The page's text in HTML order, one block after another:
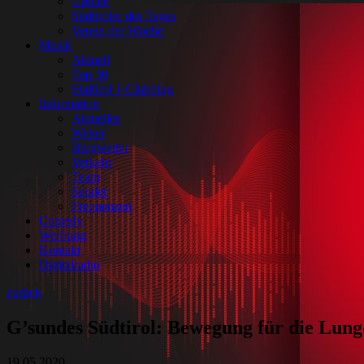
Südtiroler des Tages
Verein der Woche
Musik
Aktuell
Top 30
Südtirol 1 Clubbing
Information
Aktuelles
Wetter
Bergwetter
Verkehr
Team
Sender
Frequenzen
Comedy
Werbung
Kontakt
Digitalradio
zurück
G’sundes Südtirol: Bewegung für die